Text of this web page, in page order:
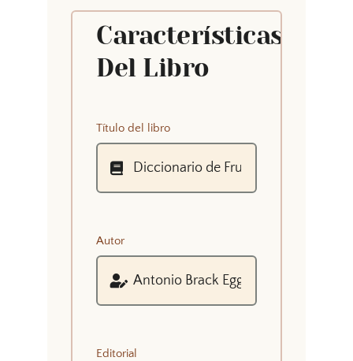
Características
Del Libro
Título del libro
Autor
Editorial